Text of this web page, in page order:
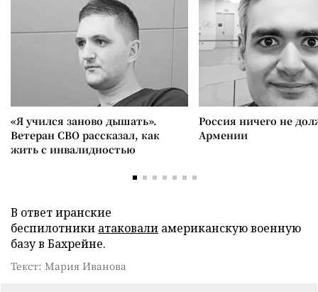
«Я учился заново дышать».
Ветеран СВО рассказал, как
жить с инвалидностью
Россия ничего не
Армении
В ответ иранские
беспилотники атаковали американскую военную
базу в Бахрейне.
Текст: Мария Иванова